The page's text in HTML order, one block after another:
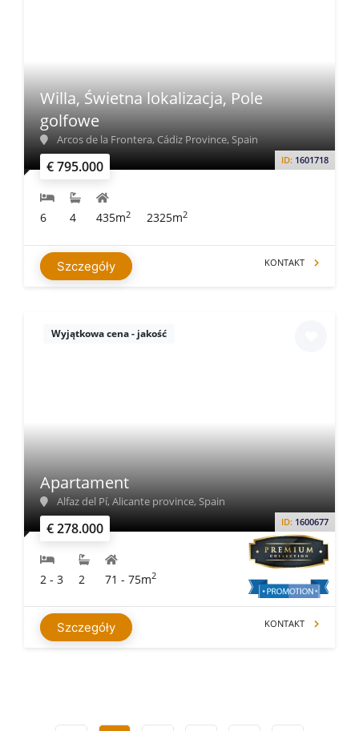
€ 795.000 ID: 1601718
Willa, Świetna lokalizacja, Pole
golfowe
Arcos de la Frontera, Cádiz Province, Spain
6 4 435m2 2325m2
Szczegóły KONTAKT
Wyjątkowa cena - jakość
€ 278.000 ID: 1600677
Apartament
Alfaz del Pí, Alicante province, Spain
2 - 3 2 71 - 75m2
Szczegóły KONTAKT